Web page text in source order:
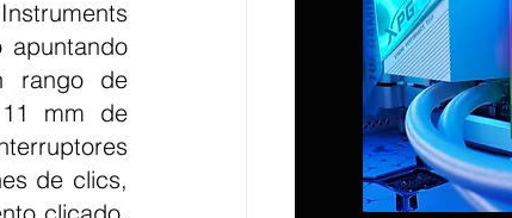
rango de
mm de
de clics,